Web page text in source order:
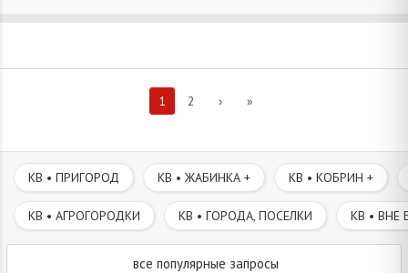
1 2 › »
КВ • ПРИГОРОД КВ • ЖАБИНКА + КВ • КОБРИН +
КВ • АГРОГОРОДКИ КВ • ГОРОДА, ПОСЕЛКИ КВ • ВНЕ
все популярные запросы